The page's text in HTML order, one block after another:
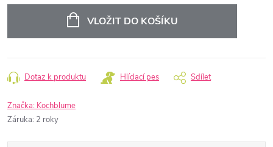
VLOŽIT DO KOŠÍKU
Dotaz k produktu Hlídací pes Sdílet
Značka: Kochblume
Záruka: 2 roky